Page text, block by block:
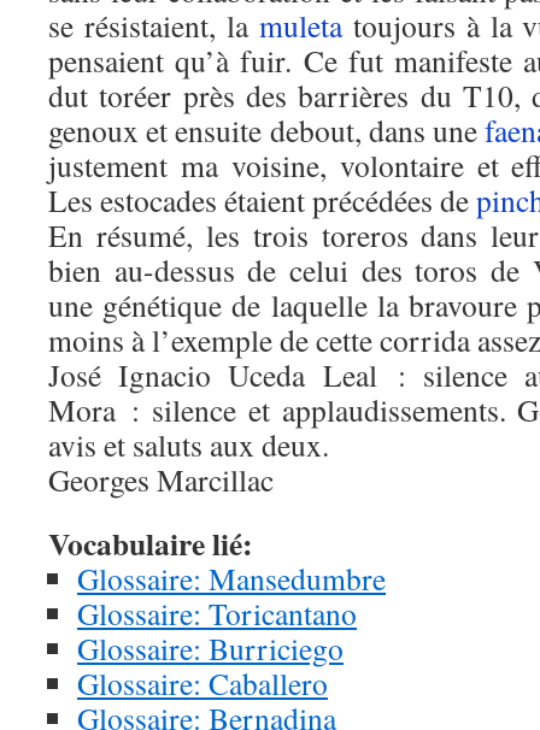
se résistaient, la muletatoujours à la
pensaient qu’à fuir. Ce fut manifeste
dut toréer près des barrières du T10,
genoux et ensuite debout, dans une
justement ma voisine, volontaire et
Les estocades étaient précédées de
En résumé, les trois toreros dans
bien au-dessus de celui des toros de
une génétique de laquelle la bravoure
moins à l’exemple de cette corrida
José Ignacio Uceda Leal : silence
Mora : silence et applaudissements.
avis et saluts aux deux.
Georges Marcillac
Vocabulaire lié:
Glossaire: Mansedumbre
Glossaire: Toricantano
Glossaire: Burriciego
Glossaire: Caballero
Glossaire: Bernadina